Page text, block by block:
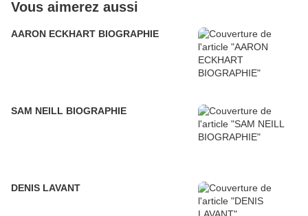
Vous aimerez aussi
AARON ECKHART BIOGRAPHIE
SAM NEILL BIOGRAPHIE
DENIS LAVANT